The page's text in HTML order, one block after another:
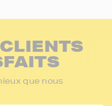
que nous